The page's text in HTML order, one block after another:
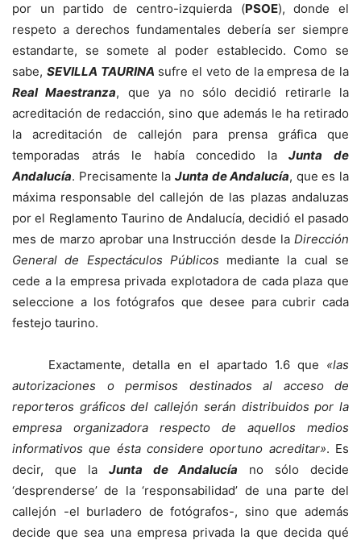
por un partido de centro-izquierda (PSOE), donde el
respeto a derechos fundamentales debería ser siempre
estandarte, se somete al poder establecido. Como se
sabe, SEVILLA TAURINA sufre el veto de la empresa de la
Real Maestranza, que ya no sólo decidió retirarle la
acreditación de redacción, sino que además le ha retirado
la acreditación de callejón para prensa gráfica que
temporadas atrás le había concedido laJunta de
Andalucía. Precisamente la Junta de Andalucía, que es la
máxima responsable del callejón de las plazas andaluzas
por el Reglamento Taurino de Andalucía, decidió el pasado
mes de marzo aprobar una Instrucción desde la Dirección
General de Espectáculos Públicos mediante la cual se
cede a la empresa privada explotadora de cada plaza que
seleccione a los fotógrafos que desee para cubrir cada
festejo taurino.
Exactamente, detalla en el apartado 1.6 que «las
autorizaciones o permisos destinados al acceso de
reporteros gráficos del callejón serán distribuidos por la
empresa organizadora respecto de aquellos medios
informativos que ésta considere oportuno acreditar». Es
decir, que la Junta de Andalucía no sólo decide
‘desprenderse’ de la ‘responsabilidad’ de una parte del
callejón -el burladero de fotógrafos-, sino que además
decide que sea una empresa privada la que decida qué